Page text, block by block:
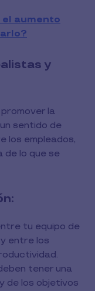
aumento
y
la
sentido de
los empleados,
de lo que se
tu equipo de
entre los
tener una
de los objetivos